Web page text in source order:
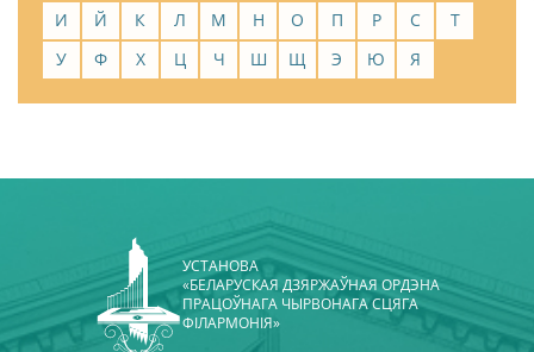
И Й К Л М Н О П Р С
Т
У
Ф Х Ц Ч Ш Щ Э Ю Я
УСТАНОВА
«БЕЛАРУСКАЯ ДЗЯРЖАЎНАЯ ОРДЭНА
ПРАЦОЎНАГА ЧЫРВОНАГА СЦЯГА
ФІЛАРМОНІЯ»